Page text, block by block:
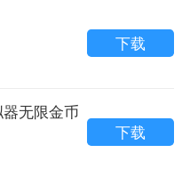
下载
无限金币
下载